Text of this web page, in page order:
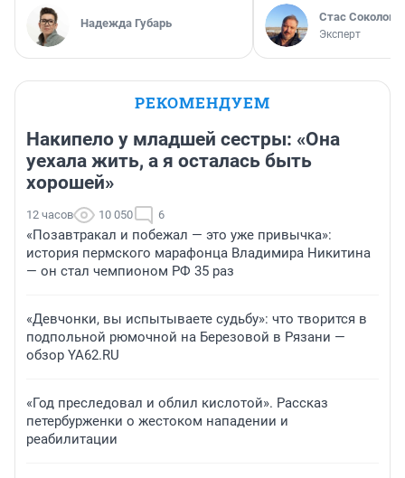
Надежда Губарь Стас Соколов
Эксперт
РЕКОМЕНДУЕМ
Накипело у младшей сестры: «Она
уехала жить, а я осталась быть
хорошей»
12 часов 10 050 6
«Позавтракал и побежал — это уже привычка»:
история пермского марафонца Владимира Никитина
— он стал чемпионом РФ 35 раз
«Девчонки, вы испытываете судьбу»: что творится в
подпольной рюмочной на Березовой в Рязани —
обзор YA62.RU
«Год преследовал и облил кислотой». Рассказ
петербурженки о жестоком нападении и
реабилитации